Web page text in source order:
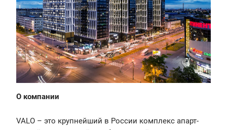
О компании
VALO – это крупнейший в России комплекс апарт-